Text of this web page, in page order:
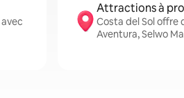
Attractions à
Costa del Sol offre
Aventura, Selwo